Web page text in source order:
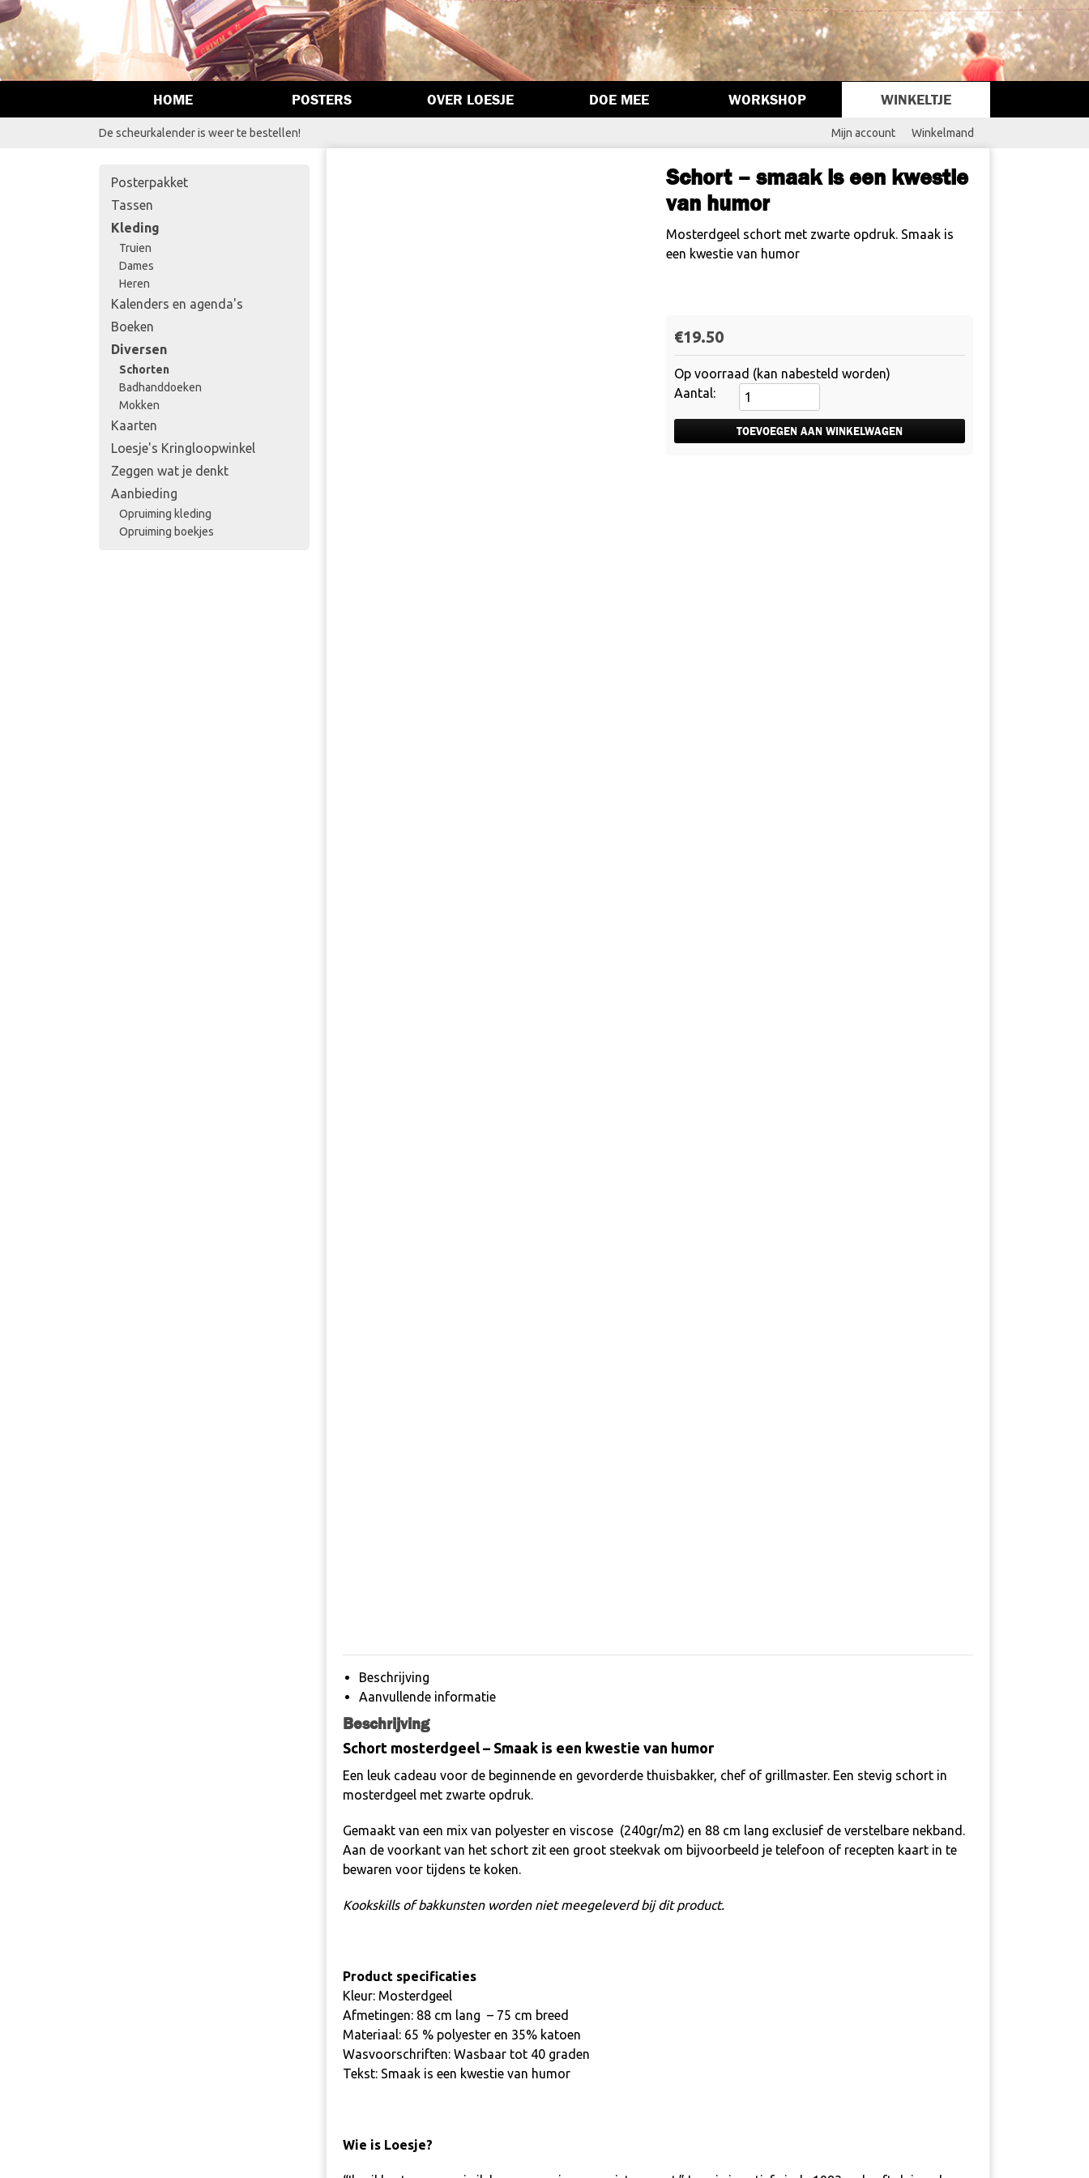
HOME POSTERS OVER LOESJE DOE MEE WORKSHOP WINKELTJE
De scheurkalender is weer te bestellen! Mijn account Winkelmand
Posterpakket
Tassen
Kleding
Truien
Dames
Heren
Kalenders en agenda's
Boeken
Diversen
Schorten
Badhanddoeken
Mokken
Kaarten
Loesje's Kringloopwinkel
Zeggen wat je denkt
Aanbieding
Opruiming kleding
Opruiming boekjes
Schort – smaak is een kwestie
van humor
Mosterdgeel schort met zwarte opdruk. Smaak is
een kwestie van humor
€19.50
Op voorraad (kan nabesteld worden)
Schort
-
smaak
TOEVOEGEN AAN WINKELWAGEN
Beschrijving
Aanvullende informatie
Beschrijving
Schort mosterdgeel – Smaak is een kwestie van humor
Een leuk cadeau voor de beginnende en gevorderde thuisbakker, chef of grillmaster. Een stevig schort in
mosterdgeel met zwarte opdruk.
Gemaakt van een mix van polyester en viscose (240gr/m2) en 88 cm lang exclusief de verstelbare nekband.
Aan de voorkant van het schort zit een groot steekvak om bijvoorbeeld je telefoon of recepten kaart in te
bewaren voor tijdens te koken.
Kookskills of bakkunsten worden niet meegeleverd bij dit product.
Product specificaties
Kleur: Mosterdgeel
Afmetingen: 88 cm lang – 75 cm breed
Materiaal: 65 % polyester en 35% katoen
Wasvoorschriften: Wasbaar tot 40 graden
Tekst: Smaak is een kwestie van humor
Wie is Loesje?